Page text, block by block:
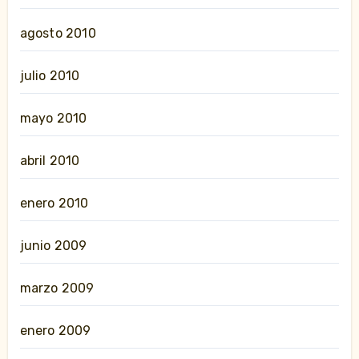
agosto 2010
julio 2010
mayo 2010
abril 2010
enero 2010
junio 2009
marzo 2009
enero 2009